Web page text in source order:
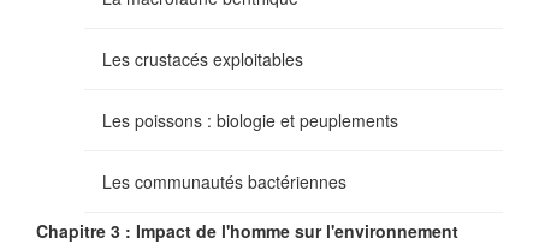
Les crustacés exploitables
Les poissons : biologie et peuplements
Les communautés bactériennes
Chapitre 3 : Impact de l'homme sur l'environnement